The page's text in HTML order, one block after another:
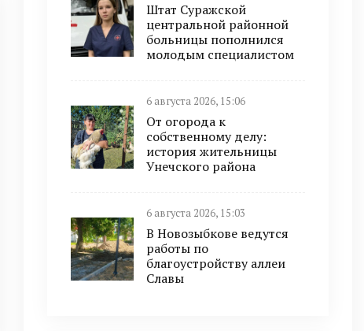
Штат Суражской
центральной районной
больницы пополнился
молодым специалистом
6 августа 2026, 15:06
От огорода к
собственному делу:
история жительницы
Унечского района
6 августа 2026, 15:03
В Новозыбкове ведутся
работы по
благоустройству аллеи
Славы